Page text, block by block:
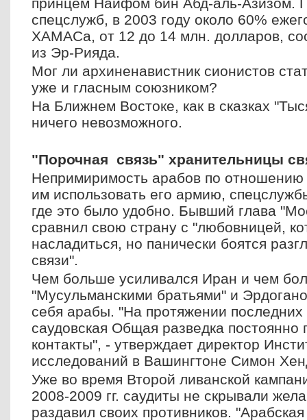
спецслужб, в 2003 году около 60%
ХАМАСа, от 12 до 14 млн. долларов,
из Эр-Рияда.
Мог ли архиненавистник сионистов
уже и гласным союзником?
На Ближнем Востоке, как в сказках
ничего невозможного.
"Порочная связь" хранительницы
Непримиримость арабов по
им использовать его армию,
где это было удобно. Бывший глава
сравнил свою страну с "любовницей,
насладиться, но панически боятся
связи".
Чем больше усиливался Иран и чем
"Мусульманскими братьями" и
себя арабы. "На протяжении
саудовская Общая разведка
контакты", - утверждает директор
исследований в Вашингтоне Симон
Уже во время Второй ливанской
2008-2009 гг. саудиты не скрывали
раздавил своих противников.